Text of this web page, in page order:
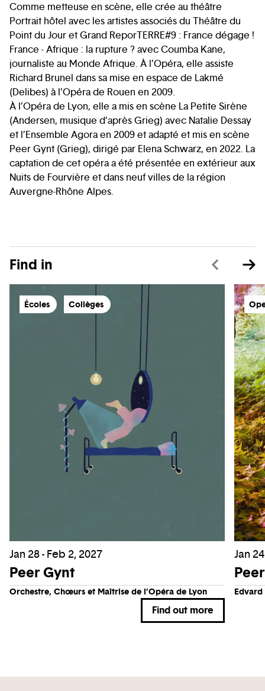
Comme metteuse en scène, elle crée au théâtre
Portrait hôtel avec les artistes associés du Théâtre du
Point du Jour et Grand ReporTERRE#9 : France dégage !
France - Afrique : la rupture ? avec Coumba Kane,
journaliste au Monde Afrique. À l’Opéra, elle assiste
Richard Brunel dans sa mise en espace de Lakmé
(Delibes) à l’Opéra de Rouen en 2009.
À l’Opéra de Lyon, elle a mis en scène La Petite Sirène
(Andersen, musique d’après Grieg) avec Natalie Dessay
et l’Ensemble Agora en 2009 et adapté et mis en scène
Peer Gynt (Grieg), dirigé par Elena Schwarz, en 2022. La
captation de cet opéra a été présentée en extérieur aux
Nuits de Fourvière et dans neuf villes de la région
Auvergne-Rhône Alpes.
Find in
Écoles Collèges
Jan 28 - Feb 2, 2027
Peer Gynt
Orchestre, Chœurs et Maîtrise de l’Opéra de Lyon
Find out more
Jan